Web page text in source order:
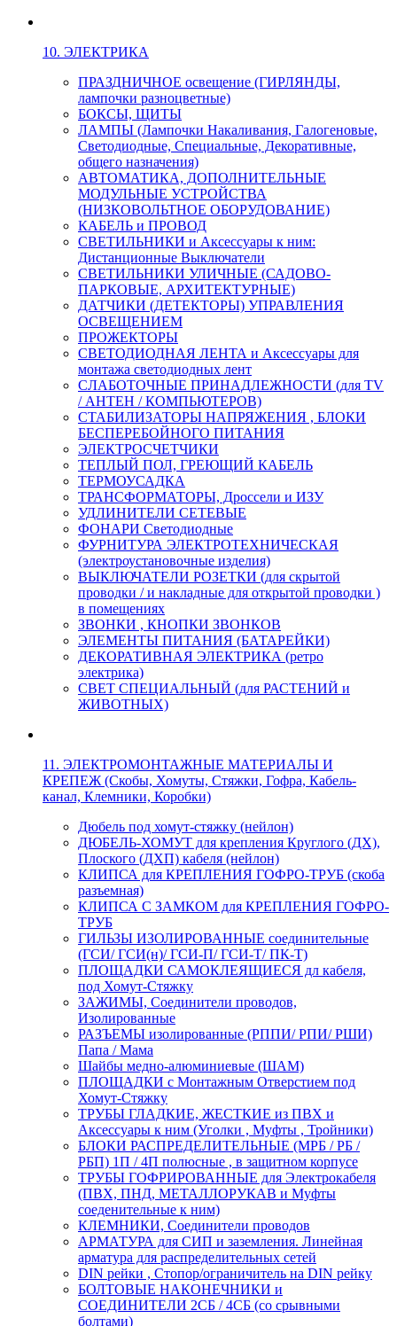
10. ЭЛЕКТРИКА
ПРАЗДНИЧНОЕ освещение (ГИРЛЯНДЫ,
лампочки разноцветные)
БОКСЫ, ЩИТЫ
ЛАМПЫ (Лампочки Накаливания, Галогеновые,
Светодиодные, Специальные, Декоративные,
общего назначения)
АВТОМАТИКА, ДОПОЛНИТЕЛЬНЫЕ
МОДУЛЬНЫЕ УСТРОЙСТВА
(НИЗКОВОЛЬТНОЕ ОБОРУДОВАНИЕ)
КАБЕЛЬ и ПРОВОД
СВЕТИЛЬНИКИ и Аксессуары к ним:
Дистанционные Выключатели
СВЕТИЛЬНИКИ УЛИЧНЫЕ (САДОВО-
ПАРКОВЫЕ, АРХИТЕКТУРНЫЕ)
ДАТЧИКИ (ДЕТЕКТОРЫ) УПРАВЛЕНИЯ
ОСВЕЩЕНИЕМ
ПРОЖЕКТОРЫ
СВЕТОДИОДНАЯ ЛЕНТА и Аксессуары для
монтажа светодиодных лент
СЛАБОТОЧНЫЕ ПРИНАДЛЕЖНОСТИ (для TV
/ АНТЕН / КОМПЬЮТЕРОВ)
СТАБИЛИЗАТОРЫ НАПРЯЖЕНИЯ , БЛОКИ
БЕСПЕРЕБОЙНОГО ПИТАНИЯ
ЭЛЕКТРОСЧЕТЧИКИ
ТЕПЛЫЙ ПОЛ, ГРЕЮЩИЙ КАБЕЛЬ
ТЕРМОУСАДКА
ТРАНСФОРМАТОРЫ, Дроссели и ИЗУ
УДЛИНИТЕЛИ СЕТЕВЫЕ
ФОНАРИ Светодиодные
ФУРНИТУРА ЭЛЕКТРОТЕХНИЧЕСКАЯ
(электроустановочные изделия)
ВЫКЛЮЧАТЕЛИ РОЗЕТКИ (для скрытой
проводки / и накладные для открытой проводки )
в помещениях
ЗВОНКИ , КНОПКИ ЗВОНКОВ
ЭЛЕМЕНТЫ ПИТАНИЯ (БАТАРЕЙКИ)
ДЕКОРАТИВНАЯ ЭЛЕКТРИКА (ретро
электрика)
СВЕТ СПЕЦИАЛЬНЫЙ (для РАСТЕНИЙ и
ЖИВОТНЫХ)
11. ЭЛЕКТРОМОНТАЖНЫЕ МАТЕРИАЛЫ И
КРЕПЕЖ (Скобы, Хомуты, Стяжки, Гофра, Кабель-
канал, Клемники, Коробки)
Дюбель под хомут-стяжку (нейлон)
ДЮБЕЛЬ-ХОМУТ для крепления Круглого (ДХ),
Плоского (ДХП) кабеля (нейлон)
КЛИПСА для КРЕПЛЕНИЯ ГОФРО-ТРУБ (скоба
разъемная)
КЛИПСА С ЗАМКОМ для КРЕПЛЕНИЯ ГОФРО-
ТРУБ
ГИЛЬЗЫ ИЗОЛИРОВАННЫЕ соединительные
(ГСИ/ ГСИ(н)/ ГСИ-П/ ГСИ-Т/ ПК-Т)
ПЛОЩАДКИ САМОКЛЕЯЩИЕСЯ дл кабеля,
под Хомут-Стяжку
ЗАЖИМЫ, Соединители проводов,
Изолированные
РАЗЪЕМЫ изолированные (РППИ/ РПИ/ РШИ)
Папа / Мама
Шайбы медно-алюминиевые (ШАМ)
ПЛОЩАДКИ с Монтажным Отверстием под
Хомут-Стяжку
ТРУБЫ ГЛАДКИЕ, ЖЕСТКИЕ из ПВХ и
Аксессуары к ним (Уголки , Муфты , Тройники)
БЛОКИ РАСПРЕДЕЛИТЕЛЬНЫЕ (МРБ / РБ /
РБП) 1П / 4П полюсные , в защитном корпусе
ТРУБЫ ГОФРИРОВАННЫЕ для Электрокабеля
(ПВХ, ПНД, МЕТАЛЛОРУКАВ и Муфты
соеденительные к ним)
КЛЕМНИКИ, Соединители проводов
АРМАТУРА для СИП и заземления. Линейная
арматура для распределительных сетей
DIN рейки , Стопор/ограничитель на DIN рейку
БОЛТОВЫЕ НАКОНЕЧНИКИ и
СОЕДИНИТЕЛИ 2СБ / 4СБ (со срывными
болтами)